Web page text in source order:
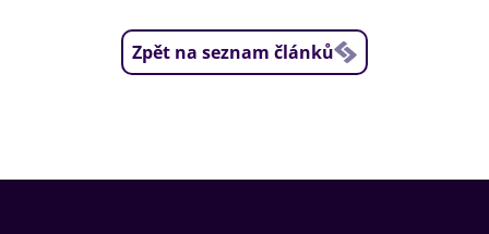
Zpět na seznam článků